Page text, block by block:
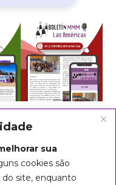
sua
cookies são
site, enquanto